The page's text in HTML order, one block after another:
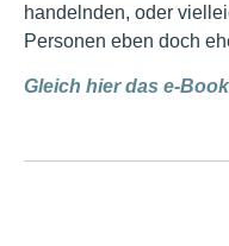
handelnden, oder
Personen eben doch
Gleich hier das e-